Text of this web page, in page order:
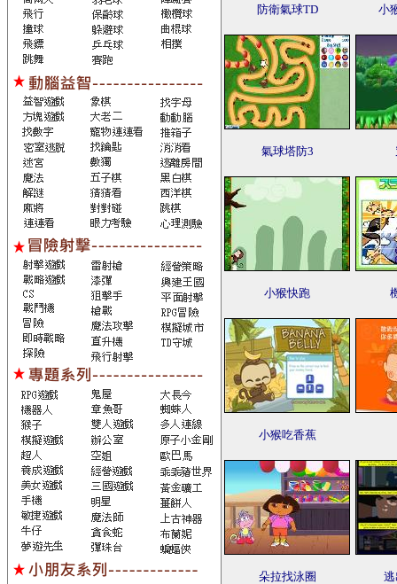
防衛氣球TD 小
氣球塔防3
小猴快跑
小猴吃香蕉
朵拉找泳圈